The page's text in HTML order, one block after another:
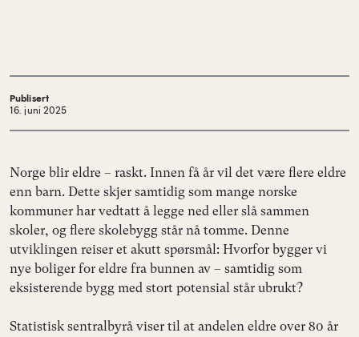
Publisert
16. juni 2025
Norge blir eldre – raskt. Innen få år vil det være flere eldre
enn barn. Dette skjer samtidig som mange norske
kommuner har vedtatt å legge ned eller slå sammen
skoler, og flere skolebygg står nå tomme. Denne
utviklingen reiser et akutt spørsmål: Hvorfor bygger vi
nye boliger for eldre fra bunnen av – samtidig som
eksisterende bygg med stort potensial står ubrukt?
Statistisk sentralbyrå viser til at andelen eldre over 80 år